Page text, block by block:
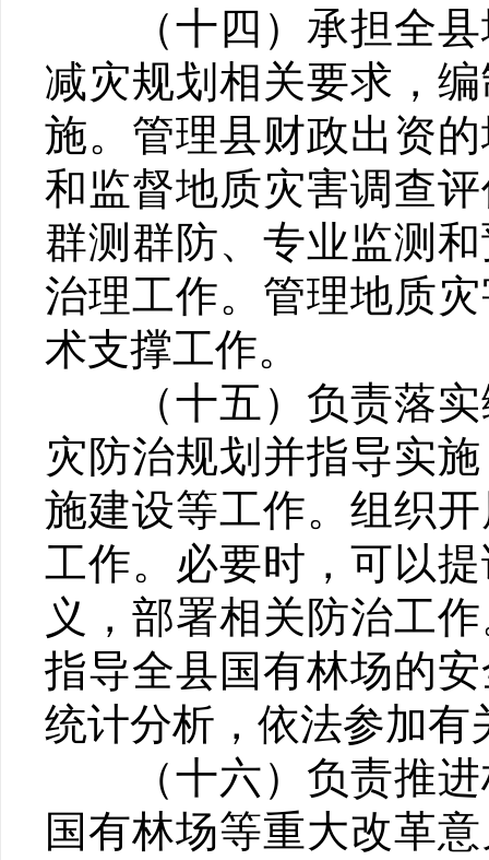
（十四）承担全县
减灾规划相关要求，
施。管理县财政出资
和监督地质灾害调查
群测群防、专业监测
治理工作。管理地质
术支撑工作。
（十五）负责落实
灾防治规划并指导实
施建设等工作。组织
工作。必要时，可以
义，部署相关防治工
指导全县国有林场的
统计分析，依法参加有
（十六）负责推进
国有林场等重大改革